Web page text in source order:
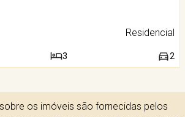
Residencial
3 2
os imóveis são fornecidas pelos